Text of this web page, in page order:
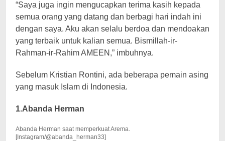
“Saya juga ingin mengucapkan terima kasih kepada
semua orang yang datang dan berbagi hari indah ini
dengan saya. Aku akan selalu berdoa dan mendoakan
yang terbaik untuk kalian semua. Bismillah-ir-
Rahman-ir-Rahim AMEEN,” imbuhnya.
Sebelum Kristian Rontini, ada beberapa pemain asing
yang masuk Islam di Indonesia.
1.Abanda Herman
Abanda Herman saat memperkuat Arema.
[Instagram/@abanda_herman33]